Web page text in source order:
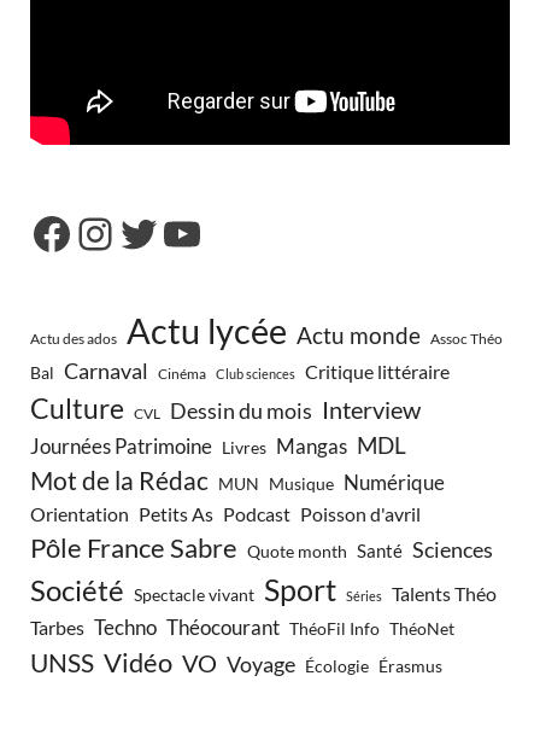
Actu des ados Actu lycée Actu monde Assoc Théo
Bal Carnaval Cinéma Club sciences Critique littéraire
Culture CVL Dessin du mois Interview
Journées Patrimoine Livres Mangas MDL
Mot de la Rédac MUN Musique Numérique
Orientation Petits As Podcast Poisson d'avril
Pôle France Sabre Quote month Santé Sciences
Société Spectacle vivant Sport Séries
Talents Théo
Tarbes Techno Théocourant ThéoFil Info ThéoNet
UNSS Vidéo VO Voyage Écologie Érasmus